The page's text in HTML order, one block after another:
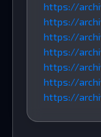
https://
https://
https://
https://
https://
https://
https://